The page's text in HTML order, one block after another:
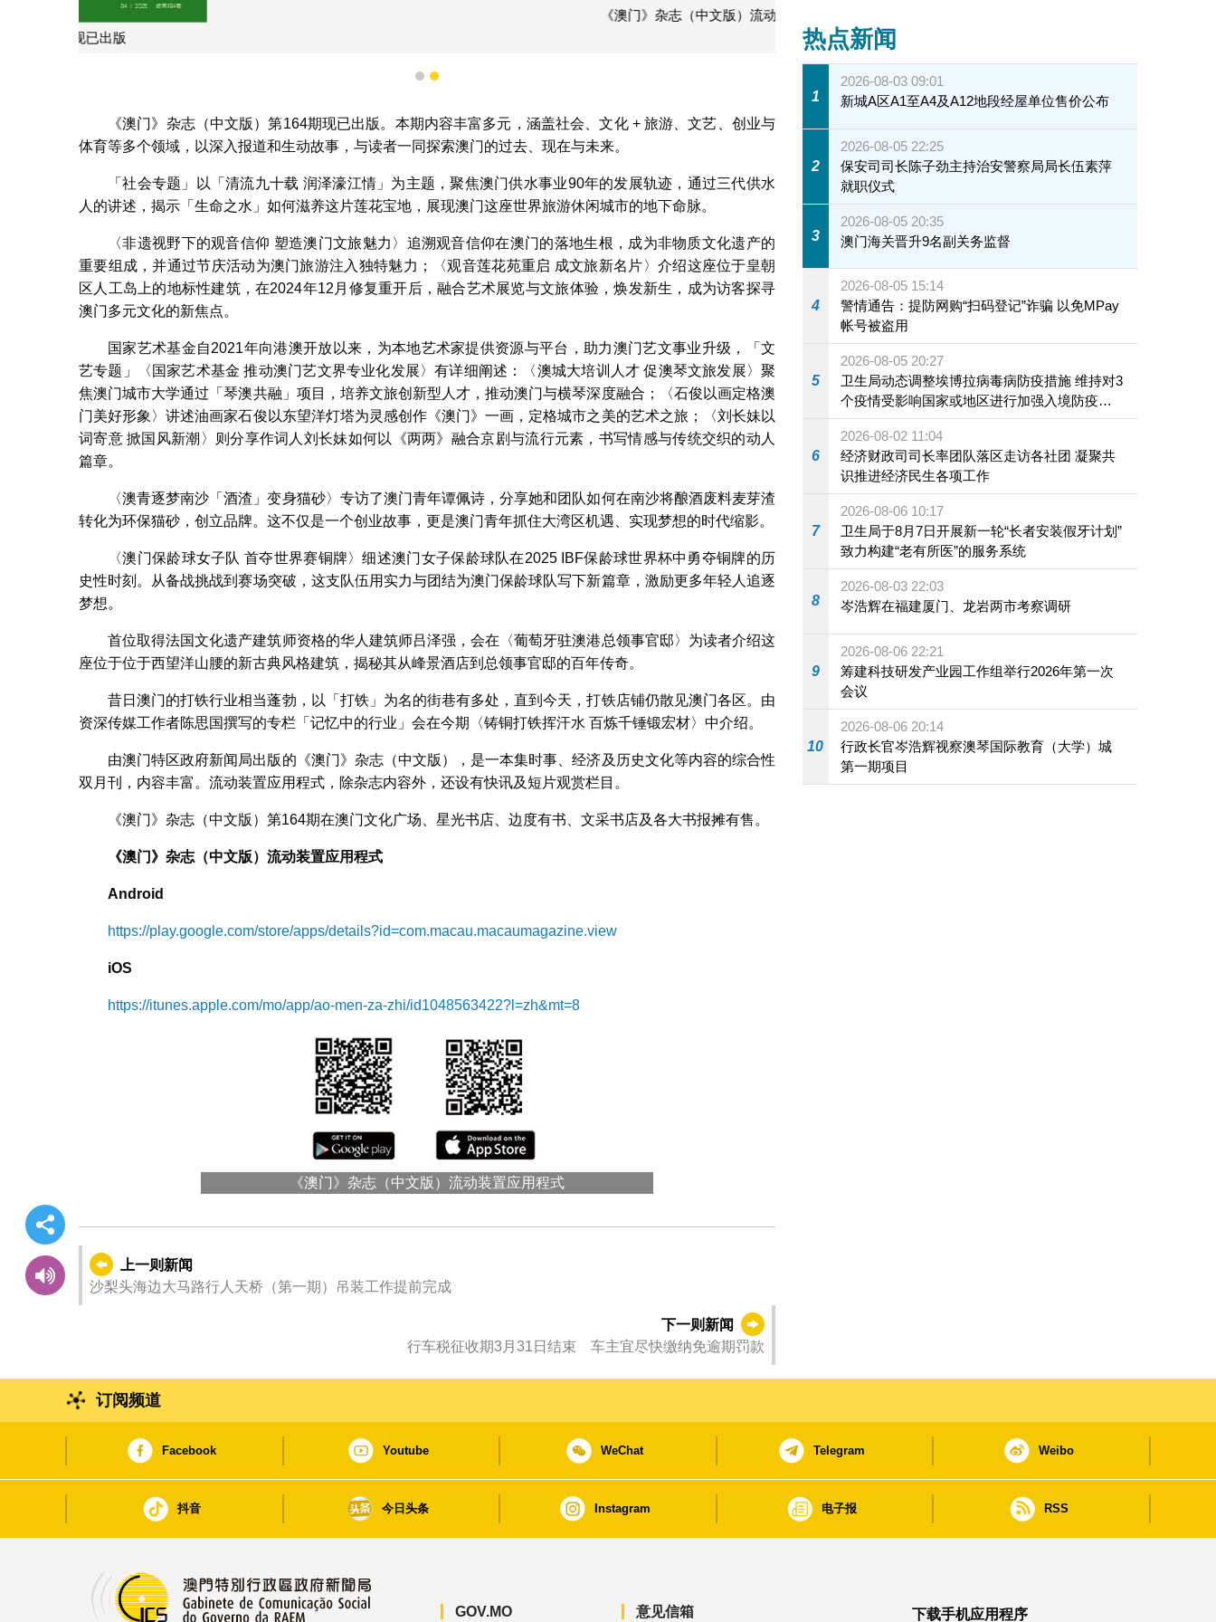
1 2
《澳门》杂志（中文版）第164期现已出版。本期内容丰富多元，涵盖社会、文化 + 旅游、文艺、创业与
体育等多个领域，以深入报道和生动故事，与读者一同探索澳门的过去、现在与未来。
「社会专题」以「清流九十载 润泽濠江情」为主题，聚焦澳门供水事业90年的发展轨迹，通过三代供水
人的讲述，揭示「生命之水」如何滋养这片莲花宝地，展现澳门这座世界旅游休闲城市的地下命脉。
〈非遗视野下的观音信仰 塑造澳门文旅魅力〉追溯观音信仰在澳门的落地生根，成为非物质文化遗产的
重要组成，并通过节庆活动为澳门旅游注入独特魅力；〈观音莲花苑重启 成文旅新名片〉介绍这座位于皇朝
区人工岛上的地标性建筑，在2024年12月修复重开后，融合艺术展览与文旅体验，焕发新生，成为访客探寻
澳门多元文化的新焦点。
国家艺术基金自2021年向港澳开放以来，为本地艺术家提供资源与平台，助力澳门艺文事业升级，「文
艺专题」〈国家艺术基金 推动澳门艺文界专业化发展〉有详细阐述：〈澳城大培训人才 促澳琴文旅发展〉聚
焦澳门城市大学通过「琴澳共融」项目，培养文旅创新型人才，推动澳门与横琴深度融合；〈石俊以画定格澳
门美好形象〉讲述油画家石俊以东望洋灯塔为灵感创作《澳门》一画，定格城市之美的艺术之旅；〈刘长妹以
词寄意 掀国风新潮〉则分享作词人刘长妹如何以《两两》融合京剧与流行元素，书写情感与传统交织的动人
篇章。
〈澳青逐梦南沙「酒渣」变身猫砂〉专访了澳门青年谭佩诗，分享她和团队如何在南沙将酿酒废料麦芽渣
转化为环保猫砂，创立品牌。这不仅是一个创业故事，更是澳门青年抓住大湾区机遇、实现梦想的时代缩影。
〈澳门保龄球女子队 首夺世界赛铜牌〉细述澳门女子保龄球队在2025 IBF保龄球世界杯中勇夺铜牌的历
史性时刻。从备战挑战到赛场突破，这支队伍用实力与团结为澳门保龄球队写下新篇章，激励更多年轻人追逐
梦想。
首位取得法国文化遗产建筑师资格的华人建筑师吕泽强，会在〈葡萄牙驻澳港总领事官邸〉为读者介绍这
座位于位于西望洋山腰的新古典风格建筑，揭秘其从峰景酒店到总领事官邸的百年传奇。
昔日澳门的打铁行业相当蓬勃，以「打铁」为名的街巷有多处，直到今天，打铁店铺仍散见澳门各区。由
资深传媒工作者陈思国撰写的专栏「记忆中的行业」会在今期〈铸铜打铁挥汗水 百炼千锤锻宏材〉中介绍。
由澳门特区政府新闻局出版的《澳门》杂志（中文版），是一本集时事、经济及历史文化等内容的综合性
双月刊，内容丰富。流动装置应用程式，除杂志内容外，还设有快讯及短片观赏栏目。
《澳门》杂志（中文版）第164期在澳门文化广场、星光书店、边度有书、文采书店及各大书报摊有售。
《澳门》杂志（中文版）流动装置应用程式
Android
https://play.google.com/store/apps/details?id=com.macau.macaumagazine.view
iOS
https://itunes.apple.com/mo/app/ao-men-za-zhi/id1048563422?l=zh&mt=8
《澳门》杂志（中文版）流动装置应用程式
上一则新闻
沙梨头海边大马路行人天桥（第一期）吊装工作提前完成
下一则新闻
行车税征收期3月31日结束 车主宜尽快缴纳免逾期罚款
热点新闻
1
2026-08-03 09:01
新城A区A1至A4及A12地段经屋单位售价公布
2
2026-08-05 22:25
保安司司长陈子劲主持治安警察局局长伍素萍
就职仪式
3
2026-08-05 20:35
澳门海关晋升9名副关务监督
4
2026-08-05 15:14
警情通告：提防网购“扫码登记”诈骗 以免MPay
帐号被盗用
5
2026-08-05 20:27
卫生局动态调整埃博拉病毒病防疫措施 维持对3
个疫情受影响国家或地区进行加强入境防疫措
施
6
2026-08-02 11:04
经济财政司司长率团队落区走访各社团 凝聚共
识推进经济民生各项工作
7
2026-08-06 10:17
卫生局于8月7日开展新一轮“长者安装假牙计划”
致力构建“老有所医”的服务系统
8
2026-08-03 22:03
岑浩辉在福建厦门、龙岩两市考察调研
9
2026-08-06 22:21
筹建科技研发产业园工作组举行2026年第一次
会议
10
2026-08-06 20:14
行政长官岑浩辉视察澳琴国际教育（大学）城
第一期项目
订阅频道
Facebook Youtube WeChat Telegram Weibo
抖音 今日头条 Instagram 电子报 RSS
GOV.MO 意见信箱 下载手机应用程序